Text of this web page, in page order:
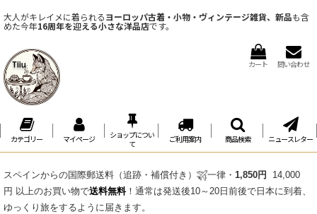
大人がキレイメに着られるヨーロッパ古着・小物・ヴィンテージ雑貨、新品も含
めた今年16周年を迎える小さな洋品店です。
カート 問い合わせ
カテゴリー マイページ
ショップについ
て
ご利用案内 商品検索 ニュースレター
スペインからの国際郵送料（追跡・補償付き） 一律・ 1,850円 14,000
円 以上のお買い物で送料無料！通常は発送後10～20日前後で日本に到着、
ゆっくり旅をするように届きます。